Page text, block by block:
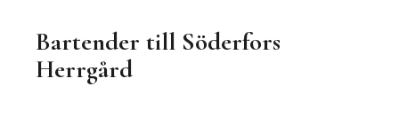
Bartender till Söderfors
Herrgård